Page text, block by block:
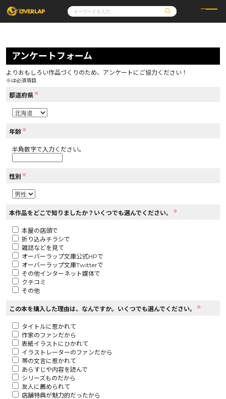
コミック
コミックガルド
コミッククリエ
LiQulle
ラブパルフェ
ライトノベル
ロサージュノベルス
その他
コミックエッセイ
通販・NEWS
OVERLAP STORE
アクセス
オーバーラップホールディングス
アンケートフォーム
よりおもしろい作品づくりのため、アンケートにご協力ください！
※は必須項目
都道府県 ※
年齢 ※
半角数字で入力ください。
性別 ※
本作品をどこで知りましたか？いくつでも選んでください。 ※
本屋の店頭で
折り込みチラシで
雑誌などを見て
オーバーラップ文庫公式HPで
オーバーラップ文庫Twitterで
その他インターネット媒体で
クチコミ
その他
この本を購入した理由は、なんですか。いくつでも選んでください。 ※
タイトルに惹かれて
作家のファンだから
表紙イラストにひかれて
イラストレーターのファンだから
帯の文言に惹かれて
あらすじや内容を読んで
シリーズものだから
友人に薦められて
店舗特典が魅力的だったから